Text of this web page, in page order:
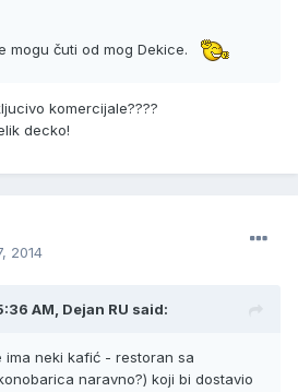
mogu čuti od mog Dekice.
komercijale????
decko!
2014
AM, Dejan RU said:
ima neki kafić - restoran sa
naravno?) koji bi dostavio